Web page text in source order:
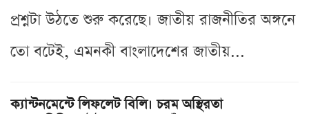
প্রশ্নটা উঠতে শুরু করেছে। জাতীয় রাজনীতির অঙ্গনে
তো বটেই, এমনকী বাংলাদেশের জাতীয়...
ক্যান্টনমেন্টে লিফলেট বিলি। চরম অস্থিরতা